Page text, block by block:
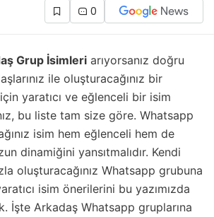
0
Grup İsimleri arıyorsanız doğru
ile oluşturacağınız bir
yaratıcı ve eğlenceli bir isim
bu liste tam size göre. Whatsapp
isim hem eğlenceli hem de
dinamiğini yansıtmalıdır. Kendi
oluşturacağınız Whatsapp grubuna
isim önerilerini bu yazımızda
İşte Arkadaş Whatsapp gruplarına